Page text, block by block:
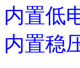
内置低
内置稳